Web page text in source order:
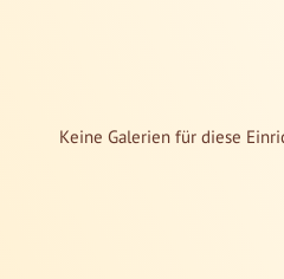
Keine Galerien für diese